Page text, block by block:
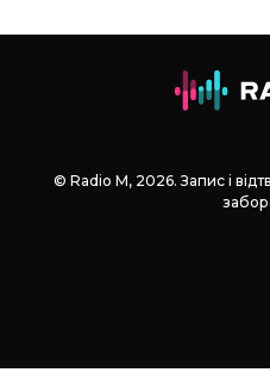
© Radio М, 2026. Запис і